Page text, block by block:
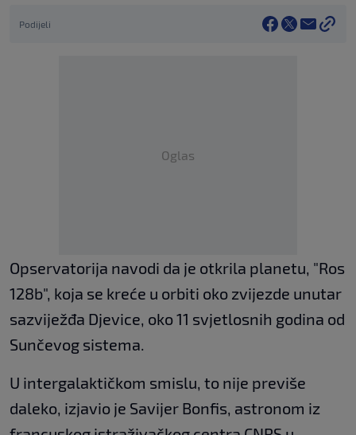
Podijeli
Oglas
Opservatorija navodi da je otkrila planetu, "Ros
128b", koja se kreće u orbiti oko zvijezde unutar
sazviježđa Djevice, oko 11 svjetlosnih godina od
Sunčevog sistema.
U intergalaktičkom smislu, to nije previše
daleko, izjavio je Savijer Bonfis, astronom iz